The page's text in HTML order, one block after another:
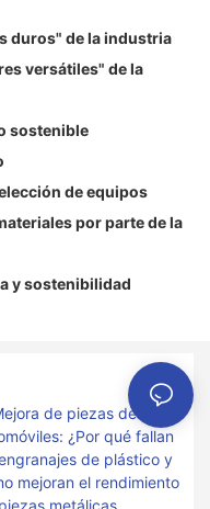
duros" de la industria
versátiles" de la
sostenible
de equipos
por parte de la
y sostenibilidad